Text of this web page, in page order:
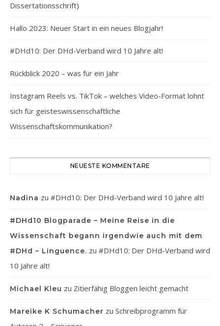
Dissertationsschrift)
Hallo 2023: Neuer Start in ein neues Blogjahr!
#DHd10: Der DHd-Verband wird 10 Jahre alt!
Rückblick 2020 – was für ein Jahr
Instagram Reels vs. TikTok – welches Video-Format lohnt
sich für geisteswissenschaftliche
Wissenschaftskommunikation?
NEUESTE KOMMENTARE
Nadina zu #DHd10: Der DHd-Verband wird 10 Jahre alt!
#DHd10 Blogparade – Meine Reise in die
Wissenschaft begann irgendwie auch mit dem
#DHd – Linguence. zu #DHd10: Der DHd-Verband wird
10 Jahre alt!
Michael Kleu zu Zitierfähig Bloggen leicht gemacht
Mareike K Schumacher zu Schreibprogramm für